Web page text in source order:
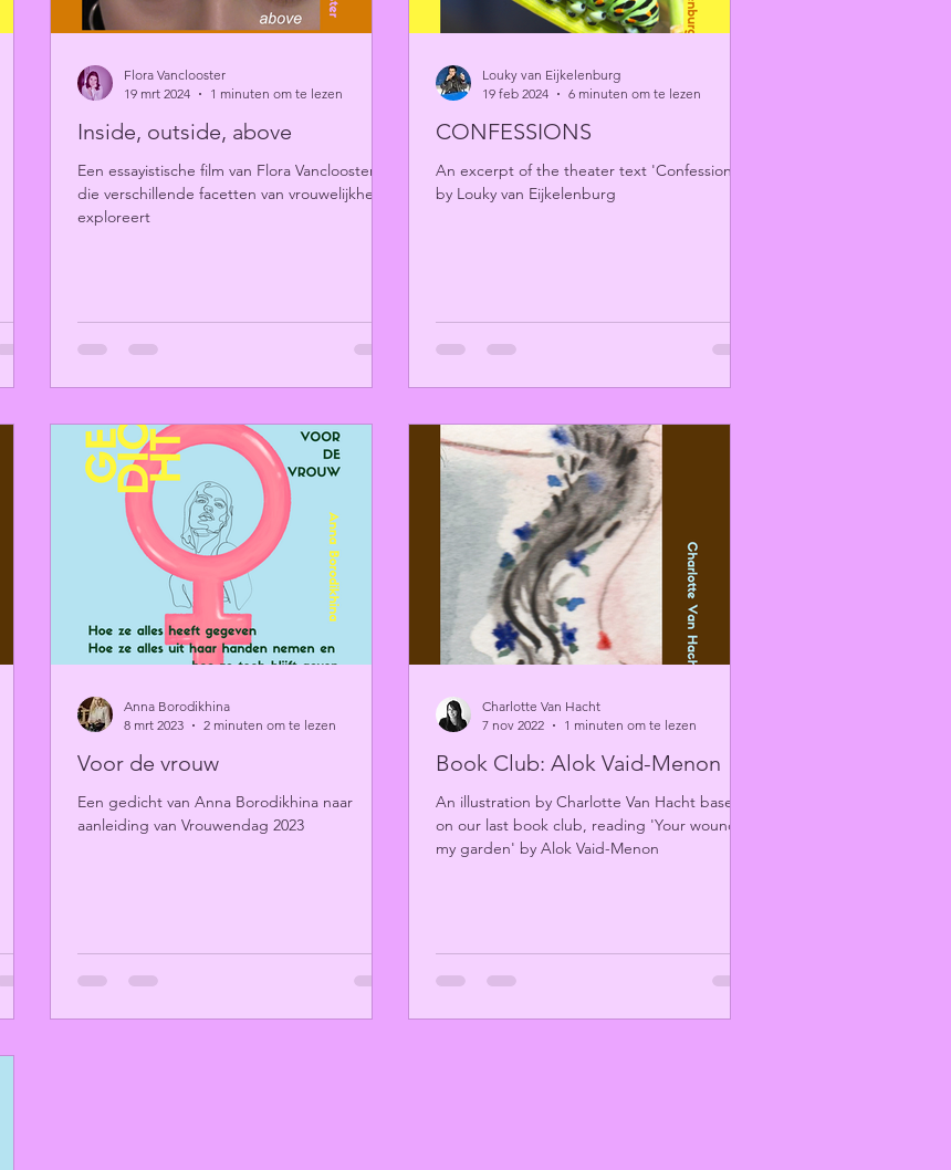
Inside, outside, above
Een essayistische film van Flora Vanclooster
die verschillende facetten van vrouwelijkheid
exploreert
Flora Vanclooster
19 mrt 2024
1 minuten om te lezen
CONFESSIONS
An excerpt of the theater text 'Confessions'
by Louky van Eijkelenburg
Louky van Eijkelenburg
19 feb 2024
6 minuten om te lezen
Voor de vrouw
Een gedicht van Anna Borodikhina naar
aanleiding van Vrouwendag 2023
Anna Borodikhina
8 mrt 2023
2 minuten om te lezen
Book Club: Alok Vaid-Menon
An illustration by Charlotte Van Hacht based
on our last book club, reading 'Your wound,
my garden' by Alok Vaid-Menon
Charlotte Van Hacht
7 nov 2022
1 minuten om te lezen